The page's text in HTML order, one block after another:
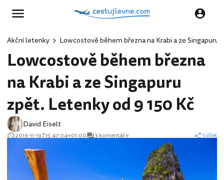
Akční letenky Lowcostově během března na Krabi a ze Singapuru
Lowcostově během března
na Krabi a ze Singapuru
zpět. Letenky od 9 150 Kč
David Eiselt
2019-11-19T15:47:04+01:00 3 komentáře Sdílet